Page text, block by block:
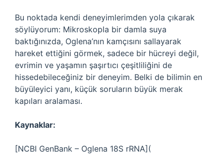
Bu noktada kendi deneyimlerimden yola çıkarak
söylüyorum: Mikroskopla bir damla suya
baktığınızda, Oglena’nın kamçısını sallayarak
hareket ettiğini görmek, sadece bir hücreyi değil,
evrimin ve yaşamın şaşırtıcı çeşitliliğini de
hissedebileceğiniz bir deneyim. Belki de bilimin en
büyüleyici yanı, küçük soruların büyük merak
kapıları aralaması.
Kaynaklar:
[NCBI GenBank – Oglena 18S rRNA](